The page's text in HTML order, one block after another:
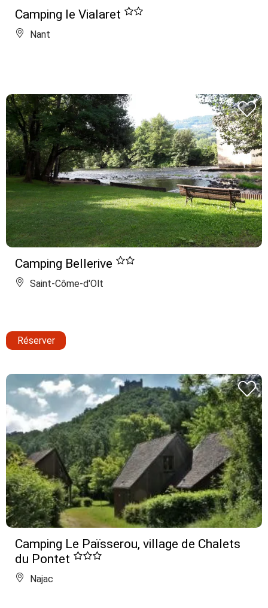
Camping le Vialaret
Nant
Camping Bellerive
Saint-Côme-d'Olt
Réserver
Camping Le Païsserou, village de Chalets
du Pontet
Najac